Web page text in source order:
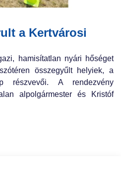
a Kertvárosi
hamisítatlan nyári hőséget
összegyűlt helyiek, a
részvevői. A rendezvény
alpolgármester és Kristóf